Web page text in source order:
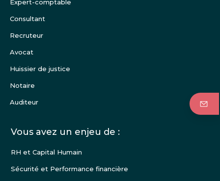
Expert-comptable
Consultant
Recruteur
Avocat
Huissier de justice
Notaire
Auditeur
Vous avez un enjeu de :
RH et Capital Humain
Sécurité et Performance financière